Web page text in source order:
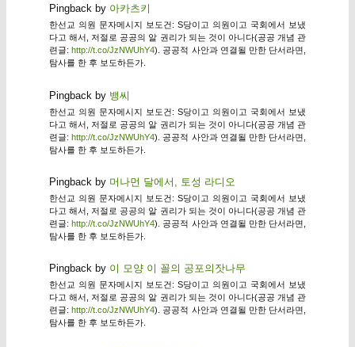
Pingback by 아카츠키
한선교 의원 문자메시지 보도건: S당이고 의원이고 국회에서 보냈
다고 해서, 저절로 공공의 알 권리가 되는 것이 아니다(공공 개념 관
련글: http://t.co/JzNWUhY4). 공공적 사안과 연결될 만한 단서라면,
탐사를 한 후 보도하든가.
Pingback by 뱅씨
한선교 의원 문자메시지 보도건: S당이고 의원이고 국회에서 보냈
다고 해서, 저절로 공공의 알 권리가 되는 것이 아니다(공공 개념 관
련글:http://t.co/JzNWUhY4). 공공적 사안과 연결될 만한 단서라면,
탐사를 한 후 보도하든가.
Pingback by 머나먼 달에서, 토성 라디오
한선교 의원 문자메시지 보도건: S당이고 의원이고 국회에서 보냈
다고 해서, 저절로 공공의 알 권리가 되는 것이 아니다(공공 개념 관
련글:http://t.co/JzNWUhY4). 공공적 사안과 연결될 만한 단서라면,
탐사를 한 후 보도하든가.
Pingback by 이 모양 이 꼴의 공포의잣나무
한선교 의원 문자메시지 보도건: S당이고 의원이고 국회에서 보냈
다고 해서, 저절로 공공의 알 권리가 되는 것이 아니다(공공 개념 관
련글:http://t.co/JzNWUhY4). 공공적 사안과 연결될 만한 단서라면,
탐사를 한 후 보도하든가.